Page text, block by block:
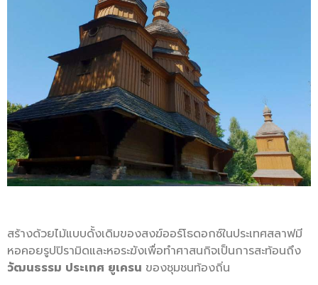
สร้างด้วยไม้แบบดั้งเดิมของสงฆ์ออร์โธดอกซ์ในประเทศสลาฟมี
หอคอยรูปปิรามิดและหอระฆังเพื่อทำศาสนกิจเป็นการสะท้อนถึง
วัฒนธรรม ประเทศ ยูเครน ของชุมชนท้องถิ่น